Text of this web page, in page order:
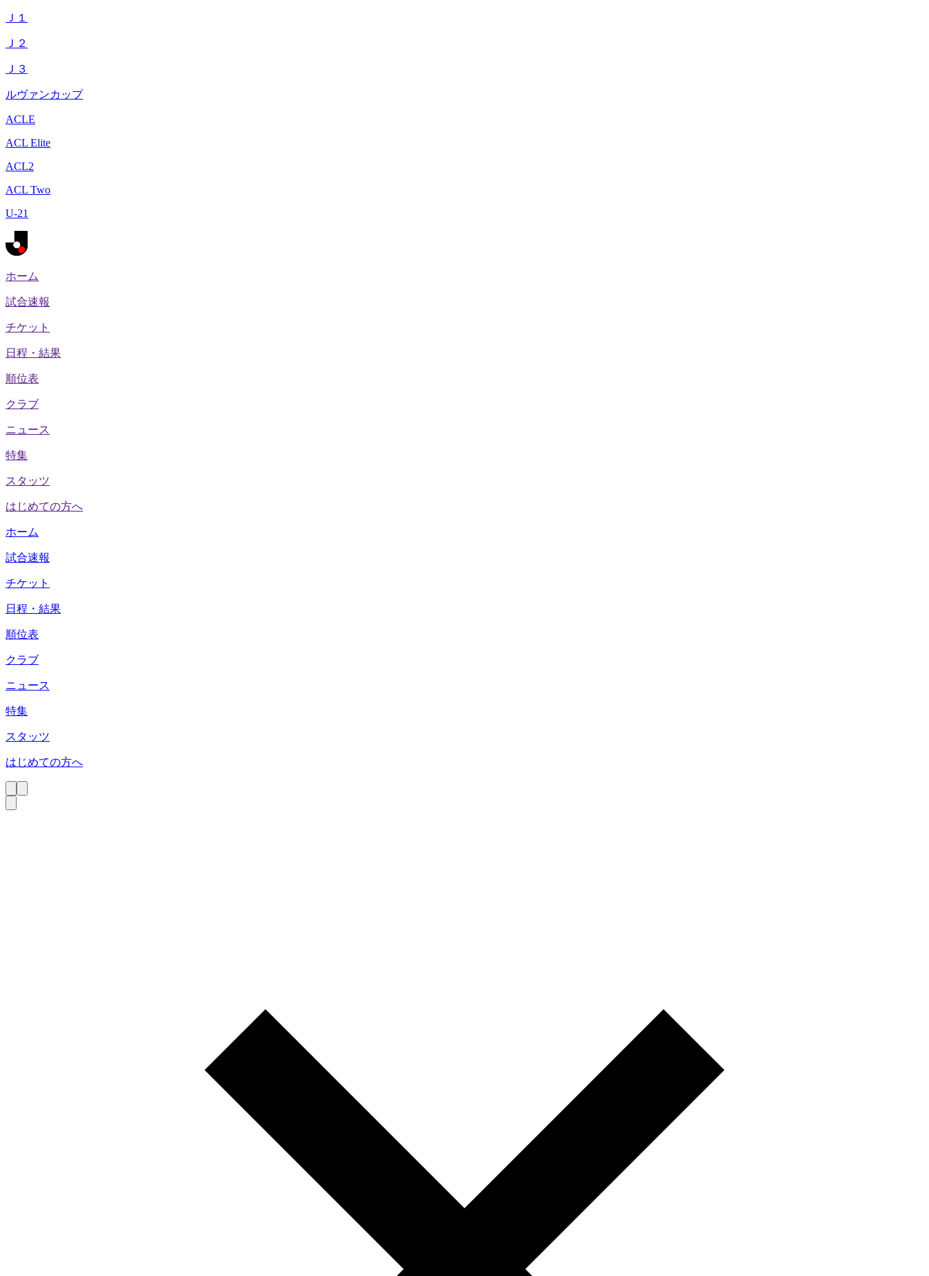
Ｊ１
Ｊ２
Ｊ３
ルヴァンカップ
ACLE
ACL Elite
ACL2
ACL Two
U-21
ホーム
試合速報
チケット
日程・結果
順位表
クラブ
ニュース
特集
スタッツ
はじめての方へ
ホーム
試合速報
チケット
日程・結果
順位表
クラブ
ニュース
特集
スタッツ
はじめての方へ